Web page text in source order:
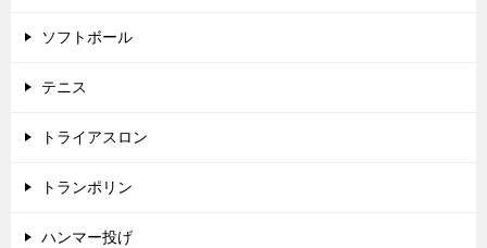
ソフトボール
テニス
トライアスロン
トランポリン
ハンマー投げ